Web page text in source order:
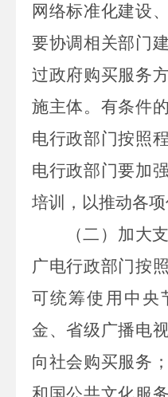
网络标准化建设
要协调相关部门
过政府购买服务
施主体。有条件
电行政部门按照
电行政部门要加
培训，以推动各项
（二）加大
广电行政部门按
可统筹使用中央
金、省级广播电
向社会购买服务